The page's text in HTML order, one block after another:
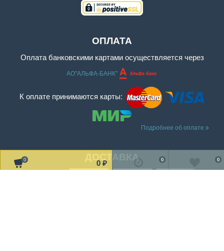
0 0 ₽
0
0
ОПЛАТА
Оплата банковскими картами осуществляется через
АО"АЛЬФА-БАНК"
К оплате принимаются карты:
Подробнее об оплате
ДОСТАВКА